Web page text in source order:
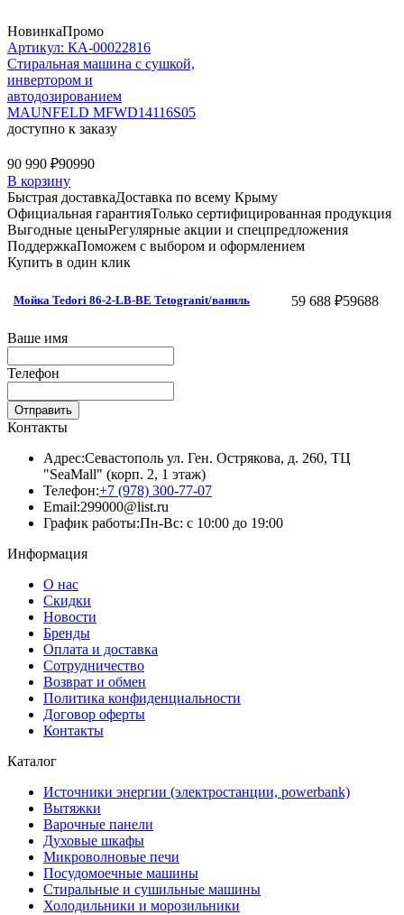
НовинкаПромо
Артикул: КА-00022816
Стиральная машина c сушкой,
инвертором и
автодозированием
MAUNFELD MFWD14116S05
доступно к заказу
90 990 ₽90990
В корзину
Быстрая доставкаДоставка по всему Крыму
Официальная гарантияТолько сертифицированная продукция
Выгодные ценыРегулярные акции и спецпредложения
ПоддержкаПоможем с выбором и оформлением
Купить в один клик
Мойка Tedori 86-2-LB-BE Tetogranit/ваниль 59 688 ₽59688
Ваше имя
Телефон
Отправить
Контакты
Адрес:Севастополь ул. Ген. Острякова, д. 260, ТЦ
"SeaMall" (корп. 2, 1 этаж)
Телефон:+7 (978) 300-77-07
Email:299000@list.ru
График работы:Пн-Вс: с 10:00 до 19:00
Информация
О нас
Скидки
Новости
Бренды
Оплата и доставка
Сотрудничество
Возврат и обмен
Политика конфиденциальности
Договор оферты
Контакты
Каталог
Источники энергии (электростанции, powerbank)
Вытяжки
Варочные панели
Духовые шкафы
Микроволновые печи
Посудомоечные машины
Стиральные и сушильные машины
Холодильники и морозильники